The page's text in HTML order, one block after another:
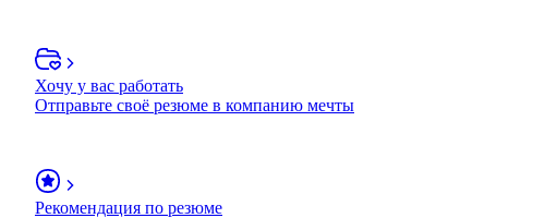
Хочу у вас работать
Отправьте своё резюме в компанию мечты
Рекомендация по резюме